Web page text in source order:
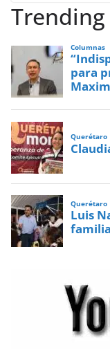
Trending